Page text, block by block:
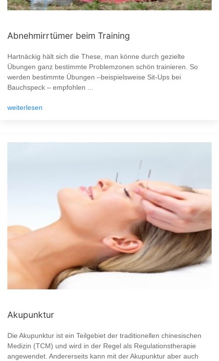
Abnehmirrtümer beim Training
Hartnäckig hält sich die These, man könne durch gezielte
Übungen ganz bestimmte Problemzonen schön trainieren. So
werden bestimmte Übungen –beispielsweise Sit-Ups bei
Bauchspeck – empfohlen ...
weiterlesen
Akupunktur
Die Akupunktur ist ein Teilgebiet der traditionellen chinesischen
Medizin (TCM) und wird in der Regel als Regulationstherapie
angewendet. Andererseits kann mit der Akupunktur aber auch